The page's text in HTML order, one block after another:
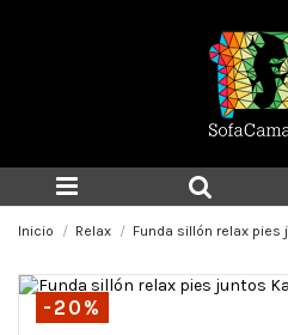
Inicio Relax Funda sillón relax pies
-20%